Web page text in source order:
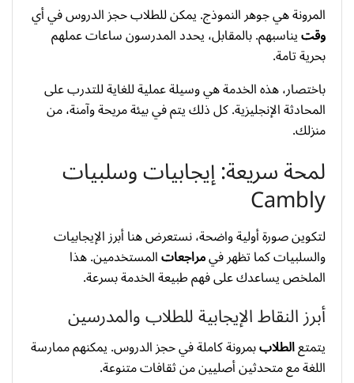
المرونة هي جوهر النموذج. يمكن للطلاب حجز الدروس في أي
وقتيناسبهم. بالمقابل، يحدد المدرسون ساعات عملهم
بحرية تامة.
باختصار، هذه الخدمة هي وسيلة عملية للغاية للتدرب على
المحادثة الإنجليزية. كل ذلك يتم في بيئة مريحة وآمنة، من
منزلك.
لمحة سريعة: إيجابيات وسلبيات
Cambly
لتكوين صورة أولية واضحة، نستعرض هنا أبرز الإيجابيات
والسلبيات كما تظهر فيمراجعاتالمستخدمين. هذا
الملخص يساعدك على فهم طبيعة الخدمة بسرعة.
أبرز النقاط الإيجابية للطلاب والمدرسين
يتمتعالطلاببمرونة كاملة في حجز الدروس. يمكنهم ممارسة
اللغة مع متحدثين أصليين من ثقافات متنوعة.